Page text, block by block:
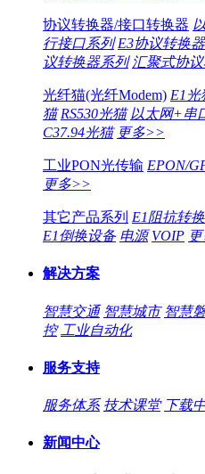
协议转换器/接口转换器
行接口系列 E3协议转换器
议转换器系列 汇聚式协
光纤猫(光纤Modem) E1光
猫 RS530光猫 以太网+串
C37.94光猫 更多>>
工业PON光传输 EPON/
更多>>
其它产品系列 E1阻抗转
E1倒换设备 电源 VOIP
解决方案
智慧交通 智慧城市 智慧
控 工业自动化
服务支持
服务体系 技术课堂 下载
新闻中心